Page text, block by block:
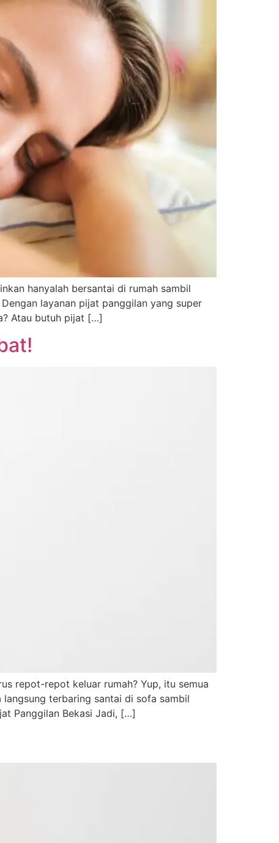
hanyalah bersantai di rumah sambil
layanan pijat panggilan yang super
Atau butuh pijat […]
repot-repot keluar rumah? Yup, itu semua
terbaring santai di sofa sambil
Panggilan Bekasi Jadi, […]